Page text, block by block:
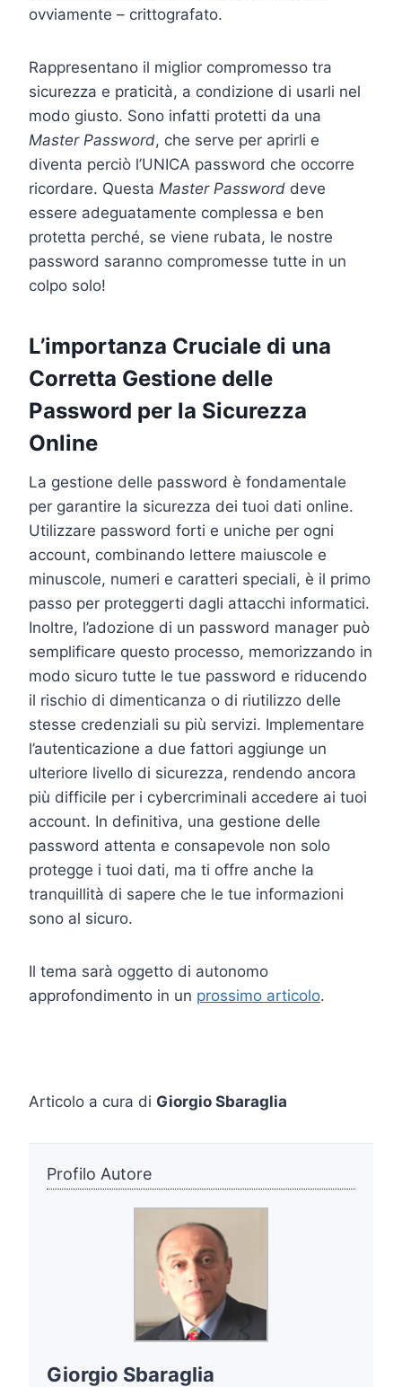
ovviamente – crittografato.
Rappresentano il miglior compromesso tra
sicurezza e praticità, a condizione di usarli nel
modo giusto. Sono infatti protetti da una
Master Password, che serve per aprirli e
diventa perciò l’UNICA password che occorre
ricordare. Questa Master Password deve
essere adeguatamente complessa e ben
protetta perché, se viene rubata, le nostre
password saranno compromesse tutte in un
colpo solo!
L’importanza Cruciale di una
Corretta Gestione delle
Password per la Sicurezza
Online
La gestione delle password è fondamentale
per garantire la sicurezza dei tuoi dati online.
Utilizzare password forti e uniche per ogni
account, combinando lettere maiuscole e
minuscole, numeri e caratteri speciali, è il primo
passo per proteggerti dagli attacchi informatici.
Inoltre, l’adozione di un password manager può
semplificare questo processo, memorizzando in
modo sicuro tutte le tue password e riducendo
il rischio di dimenticanza o di riutilizzo delle
stesse credenziali su più servizi. Implementare
l’autenticazione a due fattori aggiunge un
ulteriore livello di sicurezza, rendendo ancora
più difficile per i cybercriminali accedere ai tuoi
account. In definitiva, una gestione delle
password attenta e consapevole non solo
protegge i tuoi dati, ma ti offre anche la
tranquillità di sapere che le tue informazioni
sono al sicuro.
Il tema sarà oggetto di autonomo
approfondimento in un prossimo articolo.
Articolo a cura di Giorgio Sbaraglia
Profilo Autore
Giorgio Sbaraglia